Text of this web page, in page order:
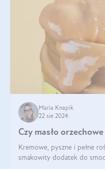
Maria Knapik
22 sie 2024
Czy masło
Kremowe, pyszne i pełne
smakowity dodatek do